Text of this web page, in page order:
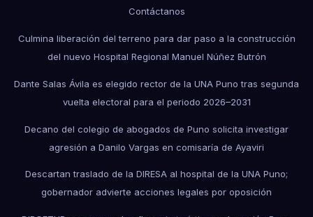
Contáctanos
Culmina liberación del terreno para dar paso a la construcción
del nuevo Hospital Regional Manuel Núñez Butrón
Dante Salas Ávila es elegido rector de la UNA Puno tras segunda
vuelta electoral para el periodo 2026–2031
Decano del colegio de abogados de Puno solicita investigar
agresión a Danilo Vargas en comisaría de Ayaviri
Descartan traslado de la DIRESA al hospital de la UNA Puno;
gobernador advierte acciones legales por oposición